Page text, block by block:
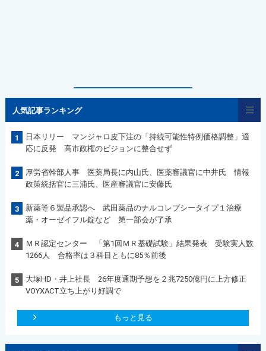
人気記事ランキング
1
日本リリー マンジャロ皮下注の「持続可能性特例価格調整」適
応に反発 高市政権のビジョンに整合せず
2
厚労省幹部人事 医薬局長に内山氏、医薬審議官に中井氏 情報
政策統括官に三浦氏、医産審議官に安藤氏
3
新薬等６製品承認へ 武田薬品のナルコレプシータイプ１治療
薬・オーゼイフル錠など 第一部会が了承
4
ＭＲ認定センター 「第1回ＭＲ基礎試験」結果発表 受験実人数
1266人 合格率は３科目ともに85％前後
5
大塚HD・井上社長 26年度通期予想を２兆7250億円に上方修正
VOYXACT立ち上がり好調で
もっと見る